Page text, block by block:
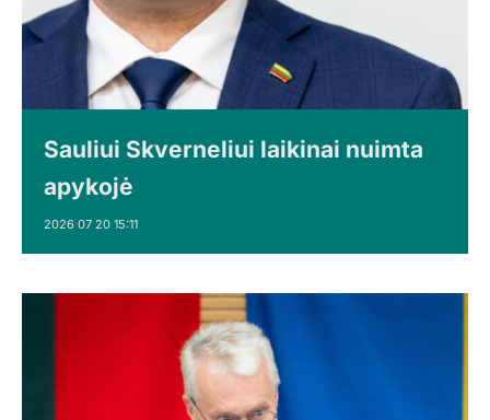
Sauliui Skverneliui laikinai nuimta
apykojė
2026 07 20 15:11